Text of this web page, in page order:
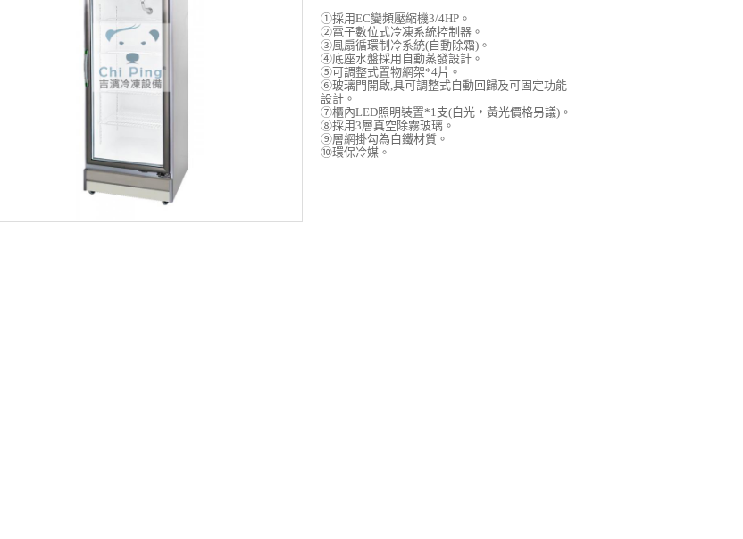
①採用EC變頻壓縮機3/4HP。
②電子數位式冷凍系統控制器。
③風扇循環制冷系統(自動除霜)。
④底座水盤採用自動蒸發設計。
⑤可調整式置物網架*4片。
⑥玻璃門開啟,具可調整式自動回歸及可固定功能
設計。
⑦櫃內LED照明裝置*1支(白光，黃光價格另議)。
⑧採用3層真空除霧玻璃。
⑨層網掛勾為白鐵材質。
⑩環保冷媒。